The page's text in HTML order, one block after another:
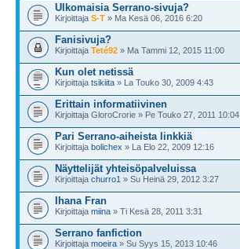
Ulkomaisia Serrano-sivuja?
Kirjoittaja S-T » Ma Kesä 06, 2016 6:20
Fanisivuja?
Kirjoittaja Teté92 » Ma Tammi 12, 2015 11:00
Kun olet netissä
Kirjoittaja tsikiita » La Touko 30, 2009 4:43
Erittain informatiivinen
Kirjoittaja GloroCrorie » Pe Touko 27, 2011 10:04
Pari Serrano-aiheista linkkiä
Kirjoittaja bolichex » La Elo 22, 2009 12:16
Näyttelijät yhteisöpalveluissa
Kirjoittaja churro1 » Su Heinä 29, 2012 3:27
Ihana Fran
Kirjoittaja miina » Ti Kesä 28, 2011 3:31
Serrano fanfiction
Kirjoittaja moeira » Su Syys 15, 2013 10:46